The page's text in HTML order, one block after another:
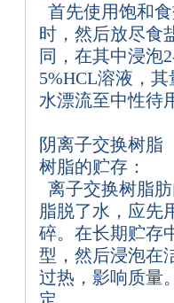
首先使用饱和
时，然后放尽食
同，在其中浸泡
5%HCL溶液，其
水漂流至中性待
阴离子交换树脂
树脂的贮存：
离子交换树脂
脂脱了水，应先
碎。在长期贮存
型，然后浸泡在
过热，影响质量